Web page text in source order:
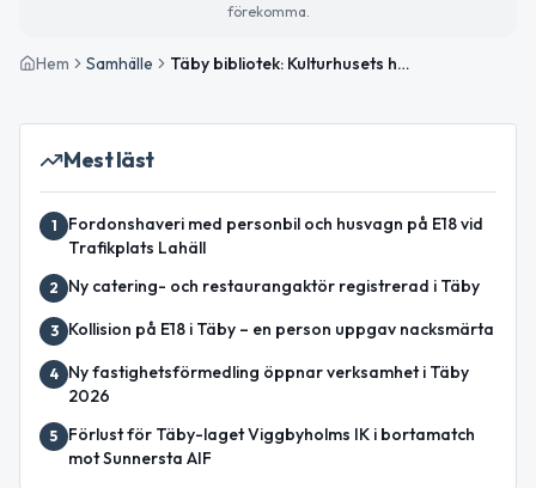
förekomma.
Hem Samhälle Täby bibliotek: Kulturhusets hjärta och närbibliotekens vardagsrum
Mest läst
1
Fordonshaveri med personbil och husvagn på E18 vid
Trafikplats Lahäll
2 Ny catering- och restaurangaktör registrerad i Täby
3 Kollision på E18 i Täby – en person uppgav nacksmärta
4
Ny fastighetsförmedling öppnar verksamhet i Täby
2026
5
Förlust för Täby-laget Viggbyholms IK i bortamatch
mot Sunnersta AIF